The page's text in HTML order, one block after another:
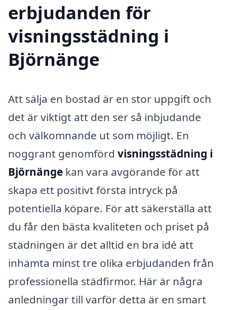
erbjudanden för
visningsstädning i
Björnänge
Att sälja en bostad är en stor uppgift och
det är viktigt att den ser så inbjudande
och välkomnande ut som möjligt. En
noggrant genomförd visningsstädning i
Björnänge kan vara avgörande för att
skapa ett positivt första intryck på
potentiella köpare. För att säkerställa att
du får den bästa kvaliteten och priset på
städningen är det alltid en bra idé att
inhämta minst tre olika erbjudanden från
professionella städfirmor. Här är några
anledningar till varför detta är en smart